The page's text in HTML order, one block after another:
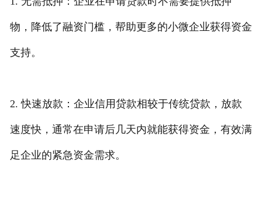
物，降低了融资门槛，帮助更多的小微企业获得资金
支持。
2. 快速放款：企业信用贷款相较于传统贷款，放款
速度快，通常在申请后几天内就能获得资金，有效满
足企业的紧急资金需求。